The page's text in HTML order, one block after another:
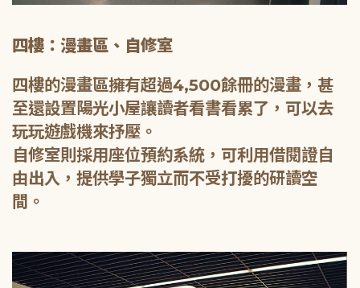
四樓：漫畫區、自修室
四樓的漫畫區擁有超過4,500餘冊的漫畫，甚
至還設置陽光小屋讓讀者看書看累了，可以去
玩玩遊戲機來抒壓。
自修室則採用座位預約系統，可利用借閱證自
由出入，提供學子獨立而不受打擾的研讀空
間。